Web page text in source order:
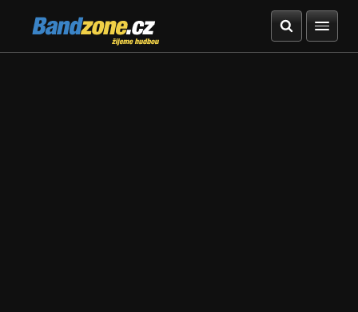
Bandzone.cz
žijeme hudbou